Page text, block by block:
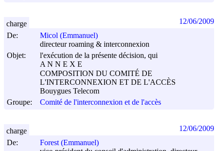
De:
Micol (Emmanuel)
directeur roaming & interconnexion
Objet:
l'exécution de la présente décision, qui
A N N E X E
COMPOSITION DU COMITÉ DE
L'INTERCONNEXION ET DE L'ACCÈS
Bouygues Telecom
Groupe:
Comité de l'interconnexion et de l'accès
charge 12/06/2009
De:
Forest (Emmanuel)
charge 12/06/2009